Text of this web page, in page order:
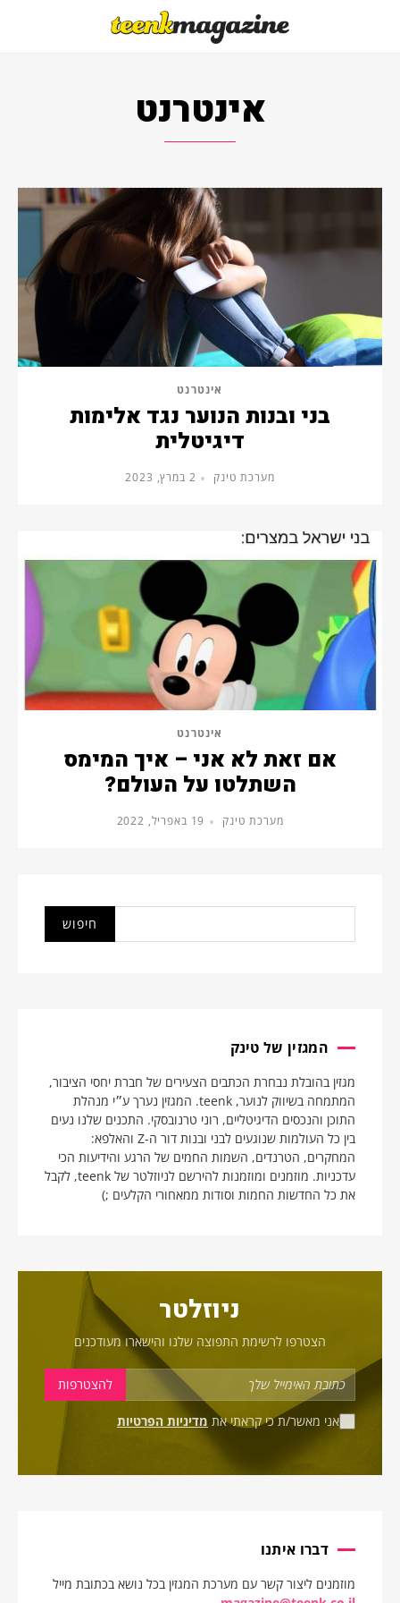
אינטרנט
אינטרנט
בני ובנות הנוער נגד אלימות
דיגיטלית
מערכת טינק 2 במרץ, 2023
אינטרנט
אם זאת לא אני – איך המימס
השתלטו על העולם?
מערכת טינק 19 באפריל, 2022
המגזין של טינק
מגזין בהובלת נבחרת הכתבים הצעירים של חברת יחסי הציבור,
המתמחה בשיווק לנוער, teenk. המגזין נערך ע״י מנהלת
התוכן והנכסים הדיגיטליים, רוני טרנובסקי. התכנים שלנו נעים
בין כל העולמות שנוגעים לבני ובנות דור ה-Z והאלפא:
המחקרים, הטרנדים, השמות החמים של הרגע והידיעות הכי
עדכניות. מוזמנים ומוזמנות להירשם לניוזלטר של teenk, לקבל
את כל החדשות החמות וסודות ממאחורי הקלעים ;)
ניוזלטר
הצטרפו לרשימת התפוצה שלנו והישארו מעודכנים
אני מאשר/ת כי קראתי את מדיניות הפרטיות
דברו איתנו
מוזמנים ליצור קשר עם מערכת המגזין בכל נושא בכתובת מייל